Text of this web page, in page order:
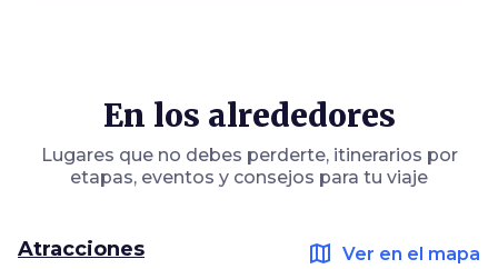
En los alrededores
Lugares que no debes perderte, itinerarios por
etapas, eventos y consejos para tu viaje
Atracciones map Ver en el mapa